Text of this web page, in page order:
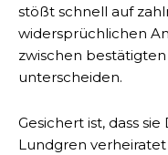
stößt schnell auf
widersprüchlichen
zwischen
unterscheiden.
Gesichert ist, dass
Lundgren